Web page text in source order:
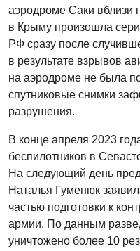
аэродроме Саки вблизи
в Крыму произошла
РФ сразу после
в результате взрывов
на аэродроме не была
спутниковые снимки
разрушения.
В конце апреля 2023
беспилотников в
На следующий день
Наталья Гуменюк
частью подготовки к
армии. По данным
уничтожено более 10